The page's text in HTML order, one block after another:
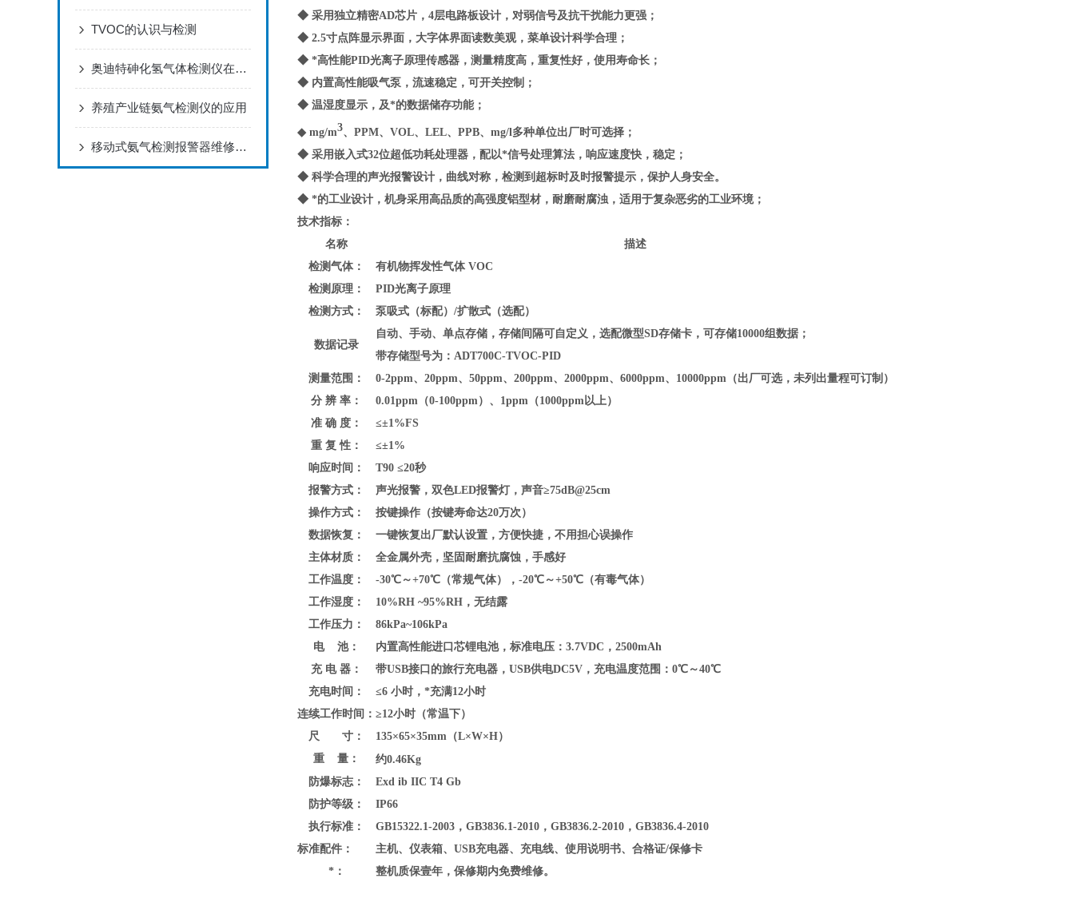
TVOC的认识与检测
奥迪特砷化氢气体检测仪在金属冶炼的工业应用
养殖产业链氨气检测仪的应用
移动式氨气检测报警器维修几个小技巧，您都了解吗？
◆ 采用独立精密AD芯片，4层电路板设计，对弱信号及抗干扰能力更强；
◆ 2.5寸点阵显示界面，大字体界面读数美观，菜单设计科学合理；
◆ *高性能PID光离子原理传感器，测量精度高，重复性好，使用寿命长；
◆ 内置高性能吸气泵，流速稳定，可开关控制；
◆ 温湿度显示，及*的数据储存功能；
◆ mg/m3、PPM、VOL、LEL、PPB、mg/l多种单位出厂时可选择；
◆ 采用嵌入式32位超低功耗处理器，配以*信号处理算法，响应速度快，稳定；
◆ 科学合理的声光报警设计，曲线对称，检测到超标时及时报警提示，保护人身安全。
◆ *的工业设计，机身采用高品质的高强度铝型材，耐磨耐腐浊，适用于复杂恶劣的工业环境；
技术指标 ：
名称
描述
检测气体：
有机物挥发性气体 VOC
检测原理：
PID光离子原理
检测方式：
泵吸式（标配）/扩散式（选配）
数据记录
自动、手动、单点存储，存储间隔可自定义，选配微型SD存储卡，可存储10000组数据；
带存储型号为：ADT700C-TVOC-PID
测量范围：
0-2ppm、20ppm、50ppm、200ppm、2000ppm、6000ppm、10000ppm （出厂可选，未列出量程可订制）
分 辨 率：
0.01ppm（0-100ppm）、1ppm（1000ppm以上）
准 确 度：
≤±1%FS
重 复 性：
≤±1%
响应时间：
T90 ≤20秒
报警方式：
声光报警，双色LED报警灯，声音≥75dB@25cm
操作方式：
按键操作（按键寿命达20万次）
数据恢复：
一键恢复出厂默认设置，方便快捷，不用担心误操作
主体材质：
全金属外壳 ，坚固耐磨抗腐蚀，手感好
工作温度：
-30℃～+70℃（常规气体），-20℃～+50℃（有毒气体）
工作湿度：
10%RH ~95%RH，无结露
工作压力：
86kPa~106kPa
电 池：
内置高性能进口芯锂电池，标准电压：3.7VDC，2500mAh
充 电 器：
带USB接口的旅行充电器，USB供电DC5V，充电温度范围： 0℃～40℃
充电时间：
≤6 小时，*充满12小时
连续工作时间： ≥12小时（常温下）
尺 寸：
135×65×35mm（L×W×H）
重 量：
约0.46Kg
防爆标志：
Exd ib IIC T4 Gb
防护等级：
IP66
执行标准：
GB15322.1-2003，GB3836.1-2010，GB3836.2-2010，GB3836.4-2010
标准配件：
主机、仪表箱、USB充电器、充电线、使用说明书、合格证/保修卡
*：
整机质保壹年，保修期内免费维修。